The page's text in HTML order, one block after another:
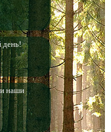
день!
наши